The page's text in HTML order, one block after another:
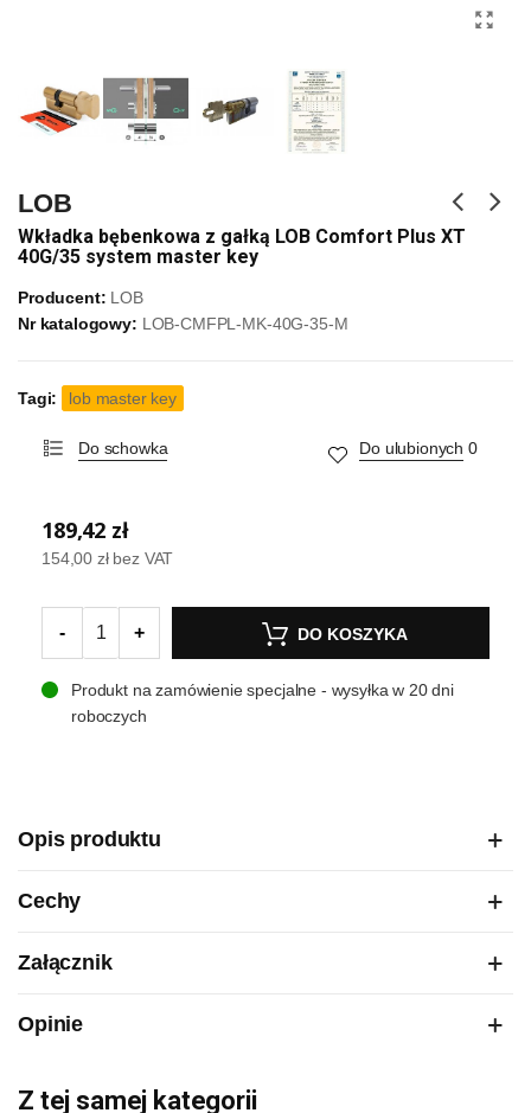
LOB
Wkładka bębenkowa z gałką LOB Comfort Plus XT
40G/35 system master key
Producent: LOB
Nr katalogowy: LOB-CMFPL-MK-40G-35-M
Tagi: lob master key
Do schowka Do ulubionych 0
189,42 zł
154,00 zł bez VAT
- + DO KOSZYKA
Produkt na zamówienie specjalne - wysyłka w 20 dni
roboczych
Opis produktu
Cechy
Załącznik
Opinie
Z tej samej kategorii